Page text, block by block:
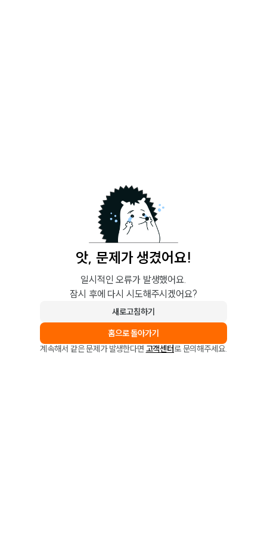
앗, 문제가 생겼어요!
일시적인 오류가 발생했어요.
잠시 후에 다시 시도해주시겠어요?
새로고침하기
홈으로 돌아가기
계속해서 같은 문제가 발생한다면 고객센터로 문의해주세요.